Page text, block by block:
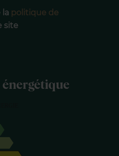
la politique de
site